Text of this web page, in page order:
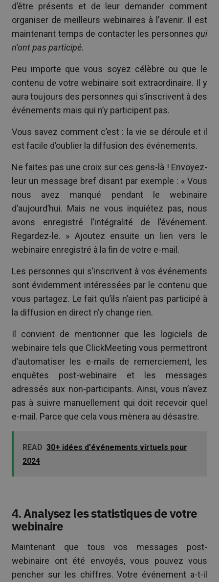
d’être présents et de leur demander comment
organiser de meilleurs webinaires à l’avenir. Il est
maintenant temps de contacter les personnes qui
n’ont pas participé.
Peu importe que vous soyez célèbre ou que le
contenu de votre webinaire soit extraordinaire. Il y
aura toujours des personnes qui s’inscrivent à des
événements mais qui n’y participent pas.
Vous savez comment c’est : la vie se déroule et il
est facile d’oublier la diffusion des événements.
Ne faites pas une croix sur ces gens-là ! Envoyez-
leur un message bref disant par exemple : « Vous
nous avez manqué pendant le webinaire
d’aujourd’hui. Mais ne vous inquiétez pas, nous
avons enregistré l’intégralité de l’événement.
Regardez-le. » Ajoutez ensuite un lien vers le
webinaire enregistré à la fin de votre e-mail.
Les personnes qui s’inscrivent à vos événements
sont évidemment intéressées par le contenu que
vous partagez. Le fait qu’ils n’aient pas participé à
la diffusion en direct n’y change rien.
Il convient de mentionner que les logiciels de
webinaire tels que ClickMeeting vous permettront
d’automatiser les e-mails de remerciement, les
enquêtes post-webinaire et les messages
adressés aux non-participants. Ainsi, vous n’avez
pas à suivre manuellement qui doit recevoir quel
e-mail. Parce que cela vous mènera au désastre.
READ 30+ idées d'événements virtuels pour
2024
4. Analysez les statistiques de votre
webinaire
Maintenant que tous vos messages post-
webinaire ont été envoyés, vous pouvez vous
pencher sur les chiffres. Votre événement a-t-il